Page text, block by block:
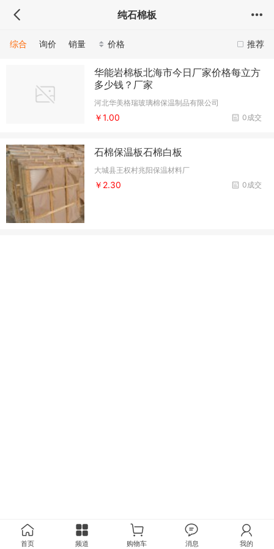
纯石棉板
推荐
综合 询价 销量 价格
华能岩棉板北海市今日厂家价格每立方
多少钱？厂家
河北华美格瑞玻璃棉保温制品有限公司
0成交
￥1.00
石棉保温板石棉白板
大城县王权村兆阳保温材料厂
0成交
￥2.30
首页 频道 购物车 消息 我的